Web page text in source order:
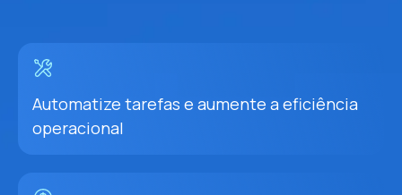
Automatize tarefas e aumente a eficiência
operacional